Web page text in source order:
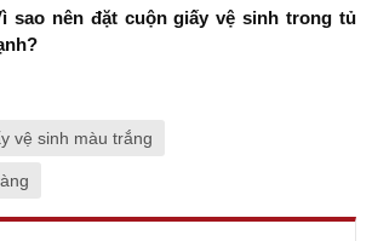
sao nên đặt cuộn giấy vệ sinh trong tủ
vệ sinh màu trắng